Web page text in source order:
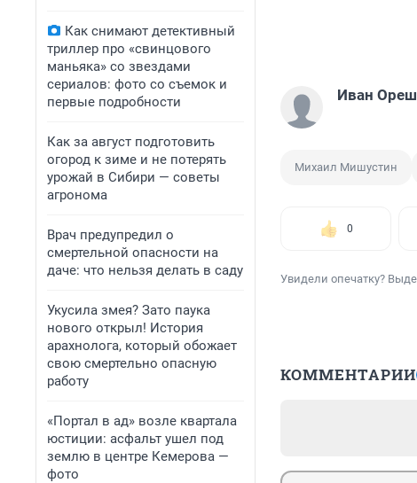
Как снимают детективный
триллер про «свинцового
маньяка» со звездами
сериалов: фото со съемок и
первые подробности
Как за август подготовить
огород к зиме и не потерять
урожай в Сибири — советы
агронома
Врач предупредил о
смертельной опасности на
даче: что нельзя делать в саду
Укусила змея? Зато паука
нового открыл! История
арахнолога, который обожает
свою смертельно опасную
работу
«Портал в ад» возле квартала
юстиции: асфальт ушел под
землю в центре Кемерова —
фото
Иван
Михаил Мишустин
0
Увидели опечатку?
КОММЕНТАРИИ